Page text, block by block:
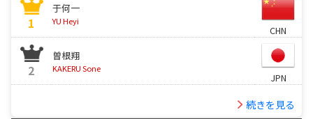
1
于何一
YU Heyi
CHN
2
曽根翔
KAKERU Sone
JPN
続きを見る